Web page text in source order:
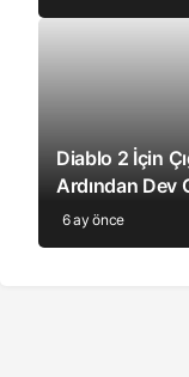
Diablo 2 İçin
Ardından Dev
6 ay önce